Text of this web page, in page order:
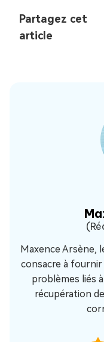
Partagez cet
article
Maxence Arsène,
consacre à
problèmes liés
récupération